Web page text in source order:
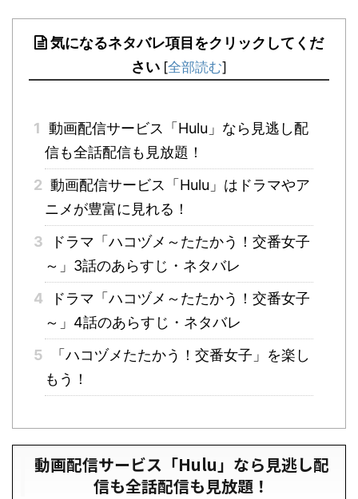
気になるネタバレ項目をクリックしてくだ
さい [全部読む]
1 動画配信サービス「Hulu」なら見逃し配
信も全話配信も見放題！
2 動画配信サービス「Hulu」はドラマやア
ニメが豊富に見れる！
3
ドラマ「ハコヅメ～たたかう！交番女子
～」3話のあらすじ・ネタバレ
4
ドラマ「ハコヅメ～たたかう！交番女子
～」4話のあらすじ・ネタバレ
5
「ハコヅメたたかう！交番女子」を楽し
もう！
動画配信サービス「Hulu」なら見逃し配
信も全話配信も見放題！